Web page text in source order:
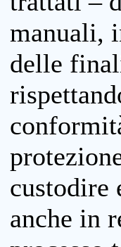
manuali,
delle
custodire
anche in